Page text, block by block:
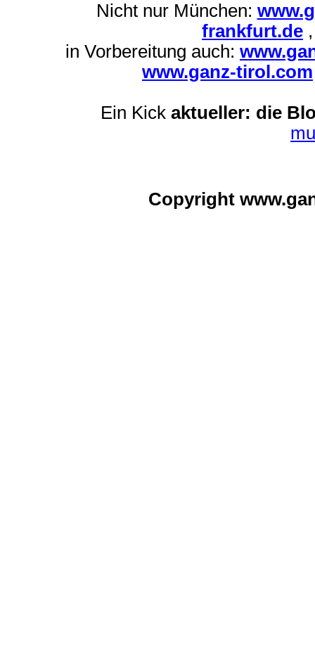
Nicht nur München:
frankfurt.de
in Vorbereitung auch:
www.ganz-tirol.com
Ein Kick aktueller: die
Copyright